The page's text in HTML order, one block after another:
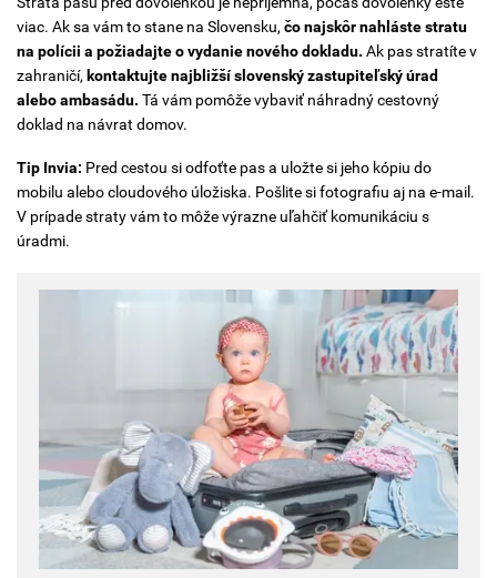
viac. Ak sa vám to stane na Slovensku, čo najskôr nahláste stratu
na polícii a požiadajte o vydanie nového dokladu. Ak pas stratíte v
zahraničí, kontaktujte najbližší slovenský zastupiteľský úrad
alebo ambasádu. Tá vám pomôže vybaviť náhradný cestovný
doklad na návrat domov.
Tip Invia: Pred cestou si odfoťte pas a uložte si jeho kópiu do
mobilu alebo cloudového úložiska. Pošlite si fotografiu aj na e-mail.
V prípade straty vám to môže výrazne uľahčiť komunikáciu s
úradmi.